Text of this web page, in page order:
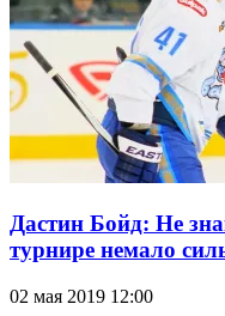
Дастин Бойд: Не
турнире немало
02 мая 2019 12:00